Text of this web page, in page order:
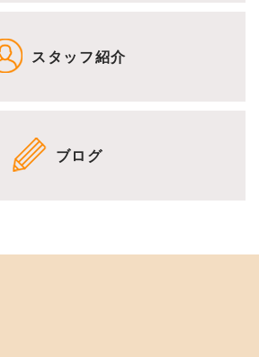
スタッフ紹介
ブログ